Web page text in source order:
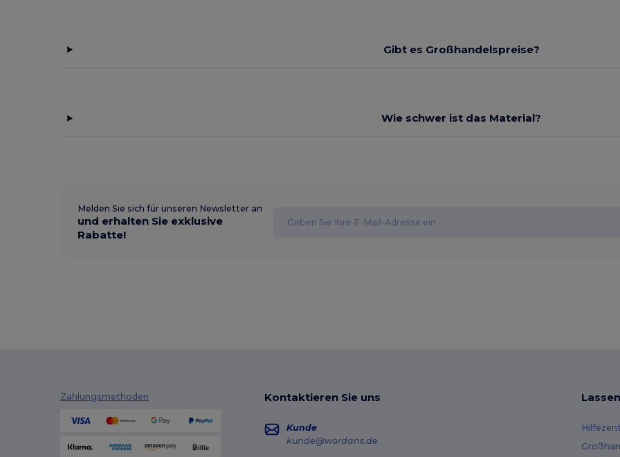
Gibt es Großhandelspreise?
Wie schwer ist das Material?
Melden Sie sich für unseren Newsletter an
und erhalten Sie exklusive
Rabatte!
Zahlungsmethoden Kontaktieren Sie uns
Kunde
kunde@wordans.de